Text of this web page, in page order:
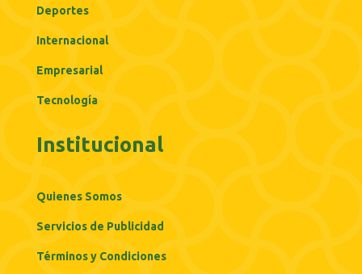
Deportes
Internacional
Empresarial
Tecnología
Institucional
Quienes Somos
Servicios de Publicidad
Términos y Condiciones